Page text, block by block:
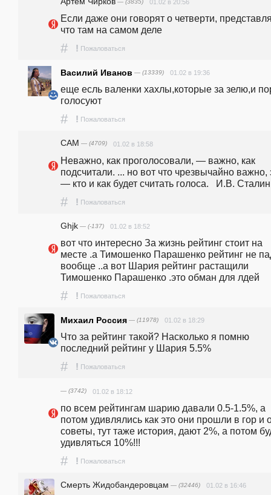
— (3835) 01.02 в 20:56
Если даже они говорят о четверти,
что там на самом деле
# ! Пожаловаться
Василий Иванов — (13339) 01.02 в 19:36
еще есль валенки хахлы,которые за зелю,и
голосуют
# ! Пожаловаться
CAM — (4709) 01.02 в 18:58
Неважно, как проголосовали, — важно, как
подсчитали. ... но вот что чрезвычайно важно,
— кто и как будет считать голоса.   И.В.
# ! Пожаловаться
Ghjk — (-137) 01.02 в 18:52
вот что интересно За жизнь рейтинг стоит на
месте .а Тимошенко Парашенко рейтинг не
вообще ..а вот Шария рейтинг растащили
Тимошенко Парашенко .это обман для лдей
# ! Пожаловаться
Михаил Россия — (11978) 01.02 в 18:29
Что за рейтинг такой? Насколько я помню
последний рейтинг у Шария 5.5%
# ! Пожаловаться
— (3742) 01.02 в 18:12
по всем рейтингам шарию давали 0.5-1.5%, а
потом удивлялись как это они прошли в гор и
советы, тут таже история, дают 2%, а потом
удивляться 10%!!!
# ! Пожаловаться
Смерть Жидобандеровцам — (32446) 01.02 в 16:46